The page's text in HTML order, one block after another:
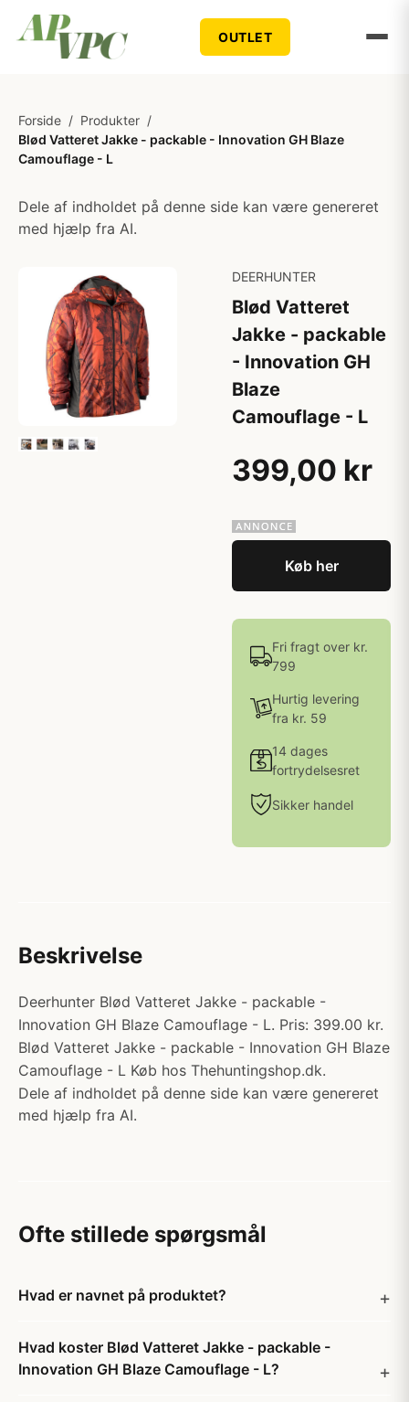
OUTLET
Forside / Produkter /
Blød Vatteret Jakke - packable - Innovation GH Blaze
Camouflage - L
Dele af indholdet på denne side kan være genereret
med hjælp fra AI.
DEERHUNTER
Blød Vatteret
Jakke - packable
- Innovation GH
Blaze
Camouflage - L
399,00 kr
Køb her
Fri fragt over kr.
799
Hurtig levering
fra kr. 59
14 dages
fortrydelsesret
Sikker handel
Beskrivelse
Deerhunter Blød Vatteret Jakke - packable -
Innovation GH Blaze Camouflage - L. Pris: 399.00 kr.
Blød Vatteret Jakke - packable - Innovation GH Blaze
Camouflage - L Køb hos Thehuntingshop.dk.
Dele af indholdet på denne side kan være genereret
med hjælp fra AI.
Ofte stillede spørgsmål
Hvad er navnet på produktet?
Hvad koster Blød Vatteret Jakke - packable -
Innovation GH Blaze Camouflage - L?